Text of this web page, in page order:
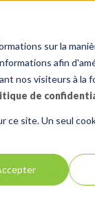
sur la
afin
nos visiteurs à la
de
ce site. Un seul